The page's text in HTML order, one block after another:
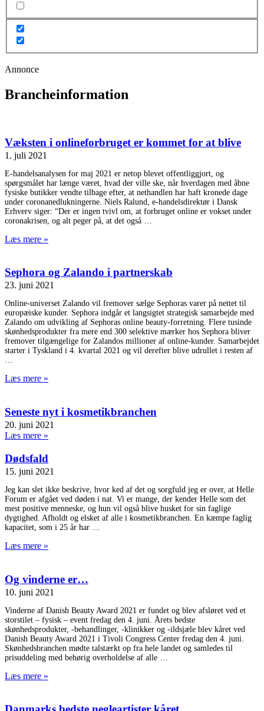
Annonce
Brancheinformation
Væksten i onlineforbruget er kommet for at blive
1. juli 2021
E-handelsanalysen for maj 2021 er netop blevet offentliggjort, og
spørgsmålet har længe været, hvad der ville ske, når hverdagen med åbne
fysiske butikker vendte tilbage efter, at nethandlen har haft kronede dage
under coronanedlukningerne. Niels Ralund, e-handelsdirektør i Dansk
Erhverv siger: “Der er ingen tvivl om, at forbruget online er vokset under
coronakrisen, og alt peger på, at det også
Læs mere »
Sephora og Zalando i partnerskab
23. juni 2021
Online-universet Zalando vil fremover sælge Sephoras varer på nettet til
europæiske kunder. Sephora indgår et langsigtet strategisk samarbejde med
Zalando om udvikling af Sephoras online beauty-forretning. Flere tusinde
skønhedsprodukter fra mere end 300 selektive mærker hos Sephora bliver
fremover tilgængelige for Zalandos millioner af online-kunder. Samarbejdet
starter i Tyskland i 4. kvartal 2021 og vil derefter blive udrullet i resten af
Læs mere »
Seneste nyt i kosmetikbranchen
20. juni 2021
Læs mere »
Dødsfald
15. juni 2021
Jeg kan slet ikke beskrive, hvor ked af det og sorgfuld jeg er over, at Helle
Forum er afgået ved døden i nat. Vi er mange, der kender Helle som det
mest positive menneske, og hun vil også blive husket for sin faglige
dygtighed. Afholdt og elsket af alle i kosmetikbranchen. En kæmpe faglig
kapacitet, som i 25 år har
Læs mere »
Og vinderne er…
10. juni 2021
Vinderne af Danish Beauty Award 2021 er fundet og blev afsløret ved et
storstilet – fysisk – event fredag den 4. juni. Årets bedste
skønhedsprodukter, -behandlinger, -klinikker og -ildsjæle blev kåret ved
Danish Beauty Award 2021 i Tivoli Congress Center fredag den 4. juni.
Skønhedsbranchen mødte talstærkt op fra hele landet og samledes til
prisuddeling med behørig overholdelse af alle
Læs mere »